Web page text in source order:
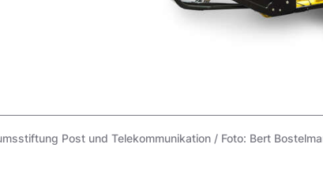
Post und Telekommunikation / Foto: Bert